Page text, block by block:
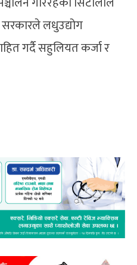
लधुउद्योग
गर्दै सहुलियत कर्जा र